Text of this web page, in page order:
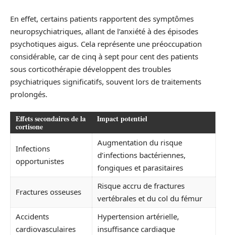
En effet, certains patients rapportent des symptômes
neuropsychiatriques, allant de l’anxiété à des épisodes
psychotiques aigus. Cela représente une préoccupation
considérable, car de cinq à sept pour cent des patients
sous corticothérapie développent des troubles
psychiatriques significatifs, souvent lors de traitements
prolongés.
Effets secondaires de la
cortisone
Impact potentiel
Infections
opportunistes
Augmentation du risque
d’infections bactériennes,
fongiques et parasitaires
Fractures osseuses
Risque accru de fractures
vertébrales et du col du fémur
Accidents
cardiovasculaires
Hypertension artérielle,
insuffisance cardiaque